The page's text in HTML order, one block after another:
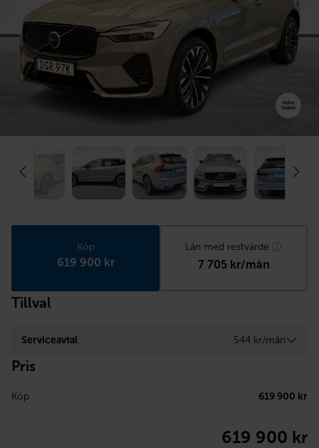
Köp
619 900 kr
Lån med restvärde
7 705 kr/mån
Tillval
Serviceavtal 544 kr/mån
Pris
Köp 619 900 kr
619 900 kr